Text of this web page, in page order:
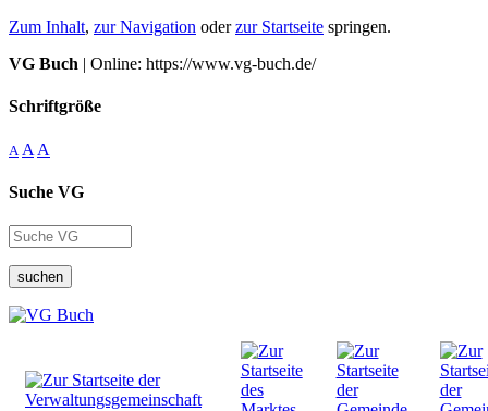
Zum Inhalt, zur Navigation oderzur Startseite springen.
VG Buch | Online: https://www.vg-buch.de/
Schriftgröße
A A A
Suche VG
suchen